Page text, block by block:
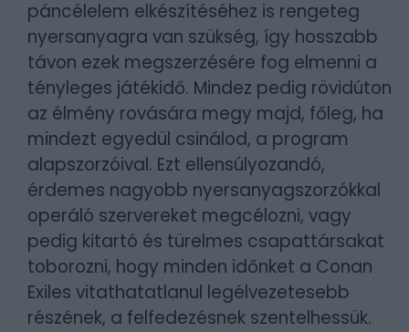
páncélelem elkészítéséhez is rengeteg
nyersanyagra van szükség, így hosszabb
távon ezek megszerzésére fog elmenni a
tényleges játékidő. Mindez pedig rövidúton
az élmény rovására megy majd, főleg, ha
mindezt egyedül csinálod, a program
alapszorzóival. Ezt ellensúlyozandó,
érdemes nagyobb nyersanyagszorzókkal
operáló szervereket megcélozni, vagy
pedig kitartó és türelmes csapattársakat
toborozni, hogy minden időnket a Conan
Exiles vitathatatlanul legélvezetesebb
részének, a felfedezésnek szentelhessük.